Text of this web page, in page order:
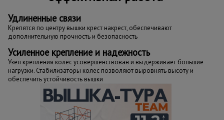
Удлиненные связи
Крепятся по центру вышки крест накрест, обеспечивают
дополнительную прочность и безопасность
Усиленное крепление и надежность
Узел крепления колес усовершенствован и выдерживает большие
нагрузки. Стабилизаторы колес позволяют выровнять высоту и
обеспечить устойчивость вышки